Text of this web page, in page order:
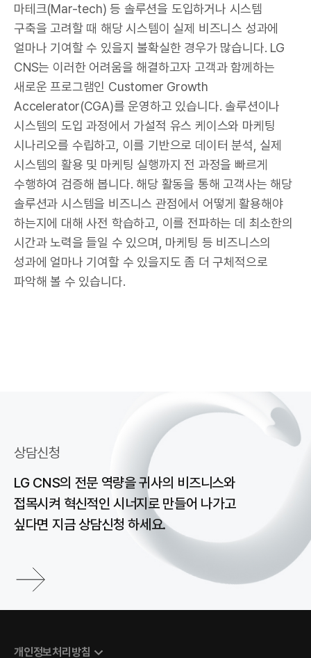
마테크(Mar-tech) 등 솔루션을 도입하거나 시스템
구축을 고려할 때 해당 시스템이 실제 비즈니스 성과에
얼마나 기여할 수 있을지 불확실한 경우가 많습니다. LG
CNS는 이러한 어려움을 해결하고자 고객과 함께하는
새로운 프로그램인 Customer Growth
Accelerator(CGA)를 운영하고 있습니다. 솔루션이나
시스템의 도입 과정에서 가설적 유스 케이스와 마케팅
시나리오를 수립하고, 이를 기반으로 데이터 분석, 실제
시스템의 활용 및 마케팅 실행까지 전 과정을 빠르게
수행하여 검증해 봅니다. 해당 활동을 통해 고객사는 해당
솔루션과 시스템을 비즈니스 관점에서 어떻게 활용해야
하는지에 대해 사전 학습하고, 이를 전파하는 데 최소한의
시간과 노력을 들일 수 있으며, 마케팅 등 비즈니스의
성과에 얼마나 기여할 수 있을지도 좀 더 구체적으로
파악해 볼 수 있습니다.
상담신청
LG CNS의 전문 역량을 귀사의 비즈니스와
접목시켜 혁신적인 시너지로 만들어 나가고
싶다면 지금 상담신청 하세요.
개인정보처리방침